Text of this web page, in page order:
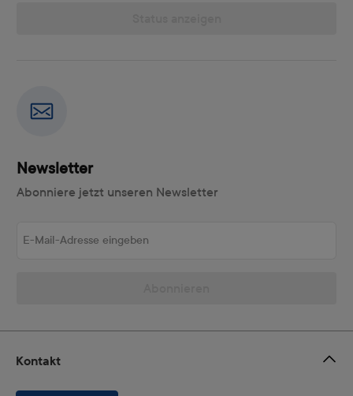
Newsletter
Abonniere jetzt unseren Newsletter
Kontakt